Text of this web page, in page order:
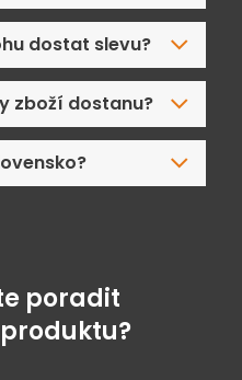
dostat slevu?
zboží dostanu?
poradit